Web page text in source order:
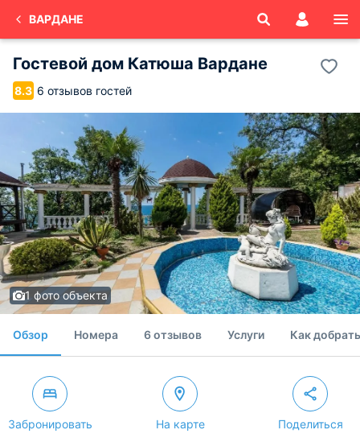
ВАРДАНЕ
Гостевой дом Катюша Вардане
8.3 6 отзывов гостей
1 фото объекта
Обзор Номера 6 отзывов Услуги Как
Забронировать На карте Поделиться